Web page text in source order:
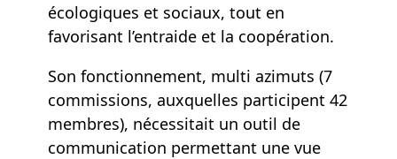
écologiques et sociaux, tout en
favorisant l’entraide et la coopération.
Son fonctionnement, multi azimuts (7
commissions, auxquelles participent 42
membres), nécessitait un outil de
communication permettant une vue